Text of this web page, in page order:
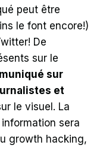
peut être
le font encore!)
De
sur le
sur
et
le visuel. La
sera
growth hacking,